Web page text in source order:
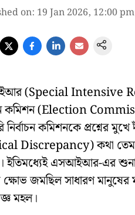
on: 19 Jan 2026, 12:00 pm
(Special Intensive
কমিশন (Election
নির্বাচন কমিশনকে প্রশ্নের
Discrepancy) কথা
ইতিমধ্যেই এসআইআর-এর
ক্ষোভ জমছিল সাধারণ
মহল।